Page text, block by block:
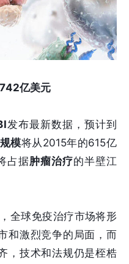
亿美元
发布最新数据，预计到
模将从2015年的615亿
占据肿瘤治疗的半壁江
全球免疫治疗市场将形
和激烈竞争的局面，而
，技术和法规仍是桎梏